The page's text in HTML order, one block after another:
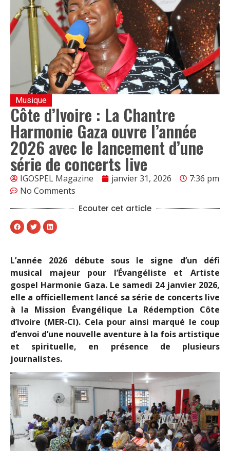
Musique
Côte d’Ivoire : La Chantre
Harmonie Gaza ouvre l’année
2026 avec le lancement d’une
série de concerts live
IGOSPEL Magazine janvier 31, 2026
7:36 pm
No Comments
Ecouter cet article
L’année 2026 débute sous le signe d’un défi
musical majeur pour l’Évangéliste et Artiste
gospel Harmonie Gaza. Le samedi 24 janvier 2026,
elle a officiellement lancé sa série de concerts live
à la Mission Évangélique La Rédemption Côte
d’Ivoire (MER-CI). Cela pour ainsi marqué le coup
d’envoi d’une nouvelle aventure à la fois artistique
et spirituelle, en présence de plusieurs
journalistes.